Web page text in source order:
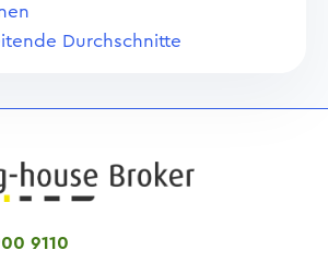
Durchschnitte
9110